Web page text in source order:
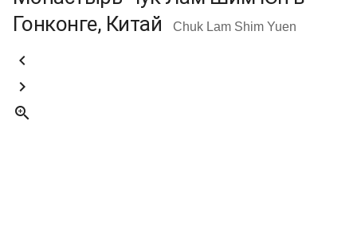
Гонконге, Китай
Chuk Lam Shim Yuen


